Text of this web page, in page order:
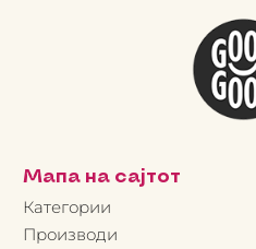
Мапа на сајтот
Категории
Производи